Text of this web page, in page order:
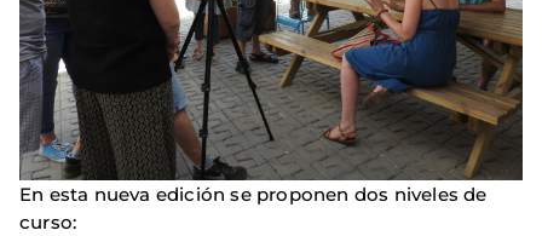
En esta nueva edición se proponen dos niveles de
curso: